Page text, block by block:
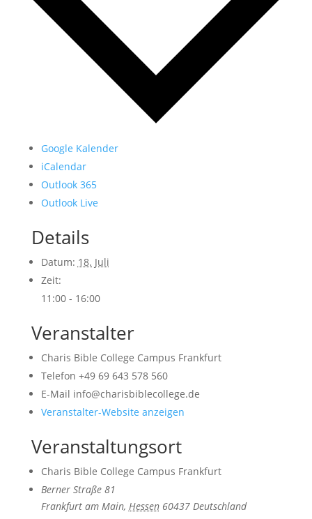
Google Kalender
iCalendar
Outlook 365
Outlook Live
Details
Datum: 18. Juli
Zeit:
11:00 - 16:00
Veranstalter
Charis Bible College Campus Frankfurt
Telefon +49 69 643 578 560
E-Mail info@charisbiblecollege.de
Veranstalter-Website anzeigen
Veranstaltungsort
Charis Bible College Campus Frankfurt
Berner Straße 81
Frankfurt am Main, Hessen 60437 Deutschland